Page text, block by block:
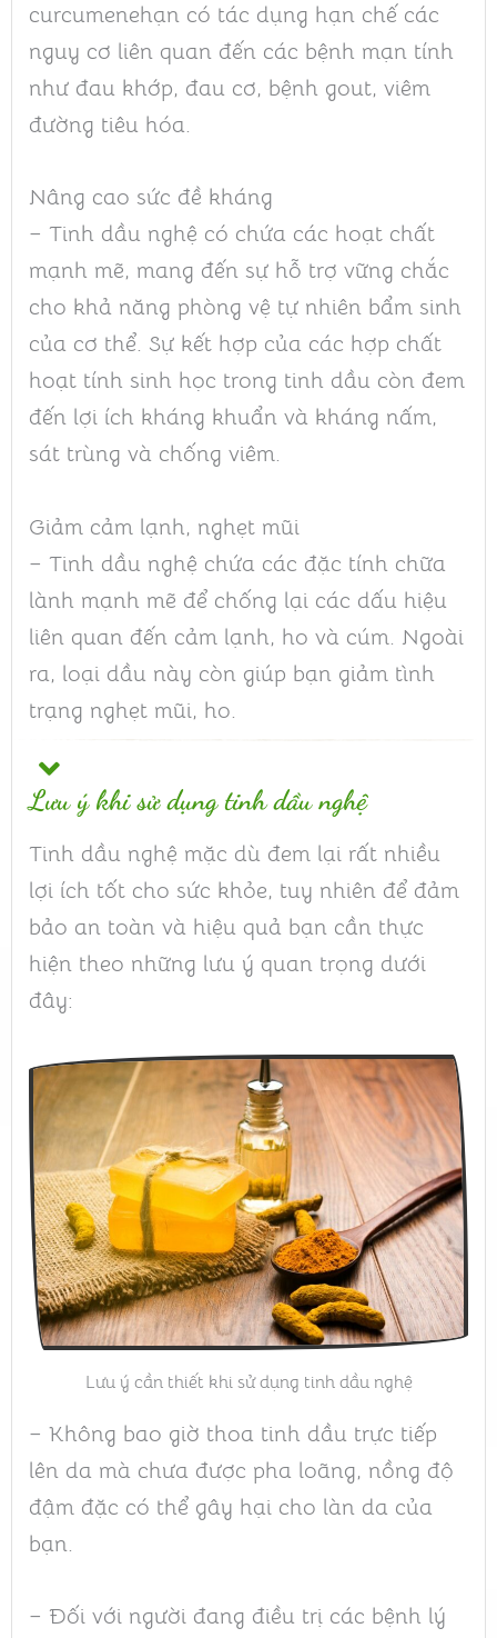
curcumenehạn có tác dụng hạn chế các
nguy cơ liên quan đến các bệnh mạn tính
như đau khớp, đau cơ, bệnh gout, viêm
đường tiêu hóa.
Nâng cao sức đề kháng
– Tinh dầu nghệ có chứa các hoạt chất
mạnh mẽ, mang đến sự hỗ trợ vững chắc
cho khả năng phòng vệ tự nhiên bẩm sinh
của cơ thể. Sự kết hợp của các hợp chất
hoạt tính sinh học trong tinh dầu còn đem
đến lợi ích kháng khuẩn và kháng nấm,
sát trùng và chống viêm.
Giảm cảm lạnh, nghẹt mũi
– Tinh dầu nghệ chứa các đặc tính chữa
lành mạnh mẽ để chống lại các dấu hiệu
liên quan đến cảm lạnh, ho và cúm. Ngoài
ra, loại dầu này còn giúp bạn giảm tình
trạng nghẹt mũi, ho.
Lưu ý khi sử dụng tinh dầu nghệ
Tinh dầu nghệ mặc dù đem lại rất nhiều
lợi ích tốt cho sức khỏe, tuy nhiên để đảm
bảo an toàn và hiệu quả bạn cần thực
hiện theo những lưu ý quan trọng dưới
đây:
Lưu ý cần thiết khi sử dụng tinh dầu nghệ
– Không bao giờ thoa tinh dầu trực tiếp
lên da mà chưa được pha loãng, nồng độ
đậm đặc có thể gây hại cho làn da của
bạn.
– Đối với người đang điều trị các bệnh lý